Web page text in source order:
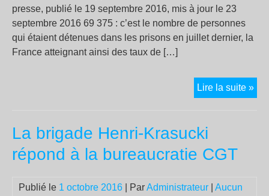
presse, publié le 19 septembre 2016, mis à jour le 23
septembre 2016 69 375 : c’est le nombre de personnes
qui étaient détenues dans les prisons en juillet dernier, la
France atteignant ainsi des taux de […]
Lire la suite »
de
La brigade Henri-Krasucki
répond à la bureaucratie CGT
Publié le 1 octobre 2016 | ParAdministrateur
Aucun